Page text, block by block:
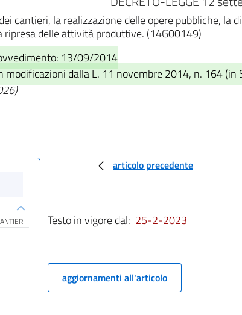
cantieri, la realizzazione delle opere pubbliche, la
ripresa delle attività produttive. (14G00149)
13/09/2014
dalla L. 11 novembre 2014, n. 164
articolo precedente
Testo in vigore dal: 25-2-2023
aggiornamenti all'articolo